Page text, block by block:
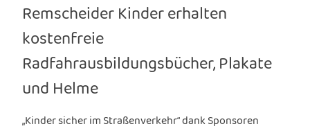
Remscheider Kinder erhalten
kostenfreie
Radfahrausbildungsbücher, Plakate
und Helme
„Kinder sicher im Straßenverkehr“ dank Sponsoren